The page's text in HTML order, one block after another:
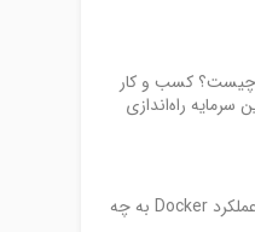
چیست؟ کسب و کار
سرمایه راه‌اندازی
داکر چیست؟ عملکرد Docker به چه